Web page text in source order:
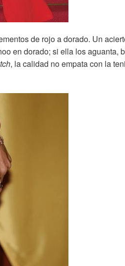
de rojo a dorado. Un
en dorado; si ella los aguanta,
, la calidad no empata con la